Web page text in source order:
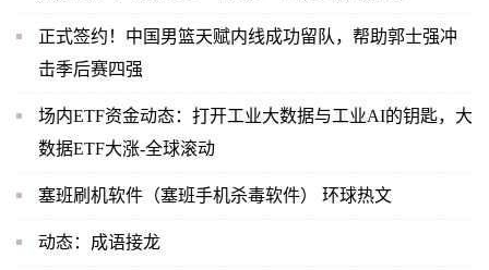
正式签约！中国男篮天赋内线成功留队，帮助郭士强冲
击季后赛四强
场内ETF资金动态：打开工业大数据与工业AI的钥匙，大
数据ETF大涨-全球滚动
塞班刷机软件（塞班手机杀毒软件） 环球热文
动态：成语接龙